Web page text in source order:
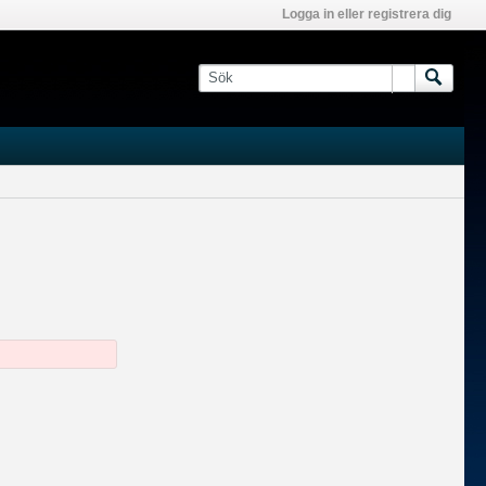
Logga in eller registrera dig